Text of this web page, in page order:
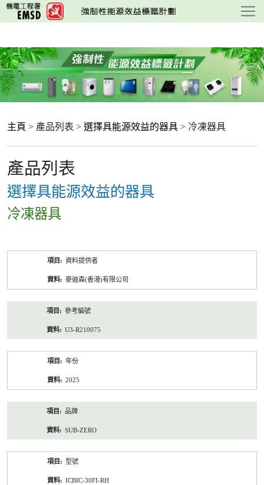
跳
至
要
內
容
主頁 > 產品列表 > 選擇具能源效益的器具 > 冷凍器具
產品列表
選擇具能源效益的器具
冷凍器具
資料提供者
麥迪森(香港)有限公司
參考編號
U3-R210075
年份
2025
品牌
SUB-ZERO
型號
ICBIC-30FI-RH